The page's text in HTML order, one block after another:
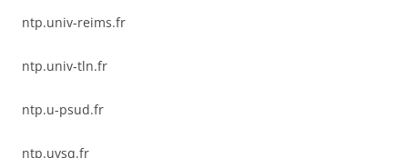
ntp.univ-reims.fr
ntp.univ-tln.fr
ntp.u-psud.fr
ntp.uvsq.fr